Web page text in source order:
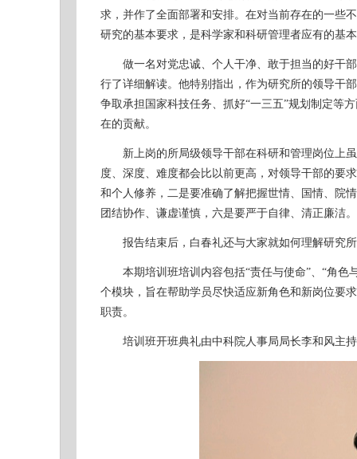
求，并作了全面部署和安排。在对当前存在的一些
研究的基本要求，是科学家和科研管理者应有的基
做一名对党忠诚、个人干净、敢于担当的好干部
行了详细解读。他特别指出，作为研究所的领导干
争取承担国家科技任务、抓好“一三五”规划制定等
在的贡献。
新上岗的所局级领导干部在科研和管理岗位上虽
度、深度、难度都会比以前更高，对领导干部的要
和个人修养，二是要准确了解把握世情、国情、院
团结协作、谦虚谨慎，六是要严于自律、清正廉洁。
报告结束后，白春礼还与大家就如何理解研究所
本期培训班培训内容包括“责任与使命”、“角色与
个模块，旨在帮助学员尽快适应新角色和新岗位要
职责。
培训班开班典礼由中科院人事局局长李和风主持